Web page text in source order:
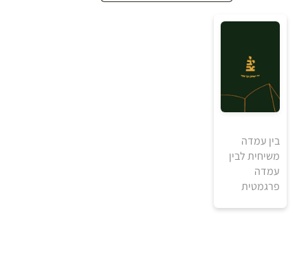
₪
למידע ולרכישה
בין עמדה
משיחית לבין
עמדה
פרגמטית